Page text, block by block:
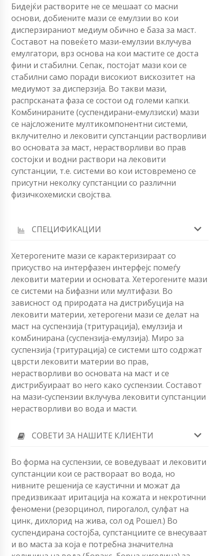
Бидејќи растворите не се мешаат со масни
основи, добиените мази се емулзии во кои
дисперзираниот медиум обично е база за маст.
Составот на повеќето мази-емулзии вклучува
емулгатори, врз основа на кои мастите се доста
фини и стабилни. Сепак, постојат мази кои се
стабилни само поради високиот вискозитет на
медиумот за дисперзија. Во такви мази,
распрсканата фаза се состои од големи капки.
Комбинираните (суспендирани-емулзиски) мази
се најсложените мултикомпонентни системи,
вклучително и лековити супстанции растворливи
во основата за маст, нерастворливи во прав
состојки и водни раствори на лековити
супстанции, т.е. системи во кои истовремено се
присутни неколку супстанции со различни
физичкохемиски својства.
СПЕЦИФИКАЦИИ
Хетерогените мази се карактеризираат со
присуство на интерфазен интерфејс помеѓу
лековити материи и основата. Хетерогените мази
се системи на бифазни или мултифази. Во
зависност од природата на дистрибуција на
лековити материи, хетерогени мази се делат на
маст на суспензија (тритурација), емулзија и
комбинирана (суспензија-емулзија). Миро за
суспензија (тритурација) се системи што содржат
цврсти лековити материи во прав,
нерастворливи во основата на маст и се
дистрибуираат во него како суспензии. Составот
на мази-суспензии вклучува лековити супстанции
нерастворливи во вода и масти.
СОВЕТИ ЗА НАШИТЕ КЛИЕНТИ
Во форма на суспензии, се воведуваат и лековити
супстанции кои се раствораат во вода, но
нивните решенија се каустични и можат да
предизвикаат иритација на кожата и некротични
феномени (резорцинол, пирогалол, сулфат на
цинк, дихлорид на жива, сол од Рошел.) Во
суспендирана состојба, супстанциите се внесуваат
и во маста за која е потребна значителна